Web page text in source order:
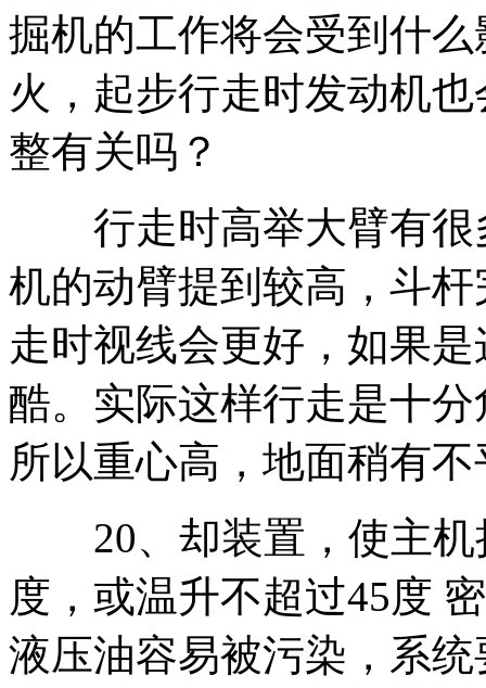
掘机的工作将会受到什
火，起步行走时发动机
整有关吗？
行走时高举大臂有很
机的动臂提到较高，斗
走时视线会更好，如果
酷。实际这样行走是十
所以重心高，地面稍有
20、却装置，使主机
度，或温升不超过45度
液压油容易被污染，系